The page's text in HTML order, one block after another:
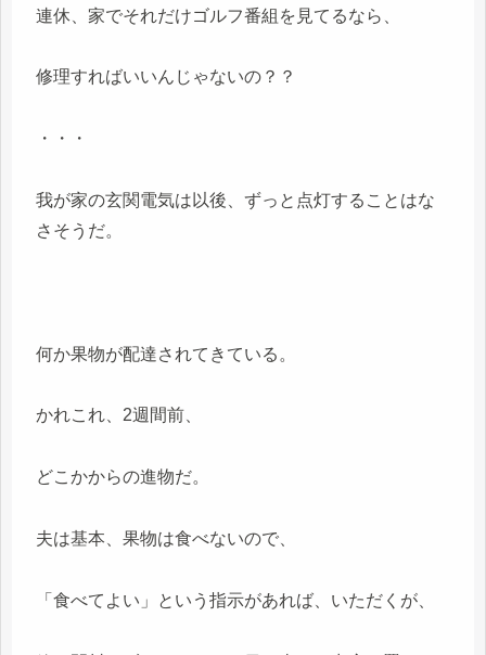
連休、家でそれだけゴルフ番組を見てるなら、
修理すればいいんじゃないの？？
・・・
我が家の玄関電気は以後、ずっと点灯することはな
さそうだ。
何か果物が配達されてきている。
かれこれ、2週間前、
どこかからの進物だ。
夫は基本、果物は食べないので、
「食べてよい」という指示があれば、いただくが、